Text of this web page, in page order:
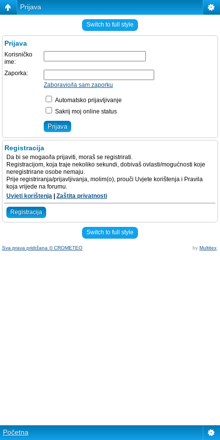
Prijava
Switch to full style
Prijava
Korisničko
ime:
Zaporka:
Zaboravio/la sam zaporku
Automatsko prijavljivanje
Sakrij moj online status
Registracija
Da bi se mogao/la prijaviti, moraš se registrirati.
Registracijom, koja traje nekoliko sekundi, dobivaš ovlasti/mogućnosti koje
neregistrirane osobe nemaju.
Prije registriranja/prijavljivanja, molim(o), prouči Uvjete korištenja i Pravila
koja vrijede na forumu.
Uvjeti korištenja
Zaštita privatnosti
Registracija
Switch to full style
Sva prava pridržana © CROMETEO by Multitex
Početna